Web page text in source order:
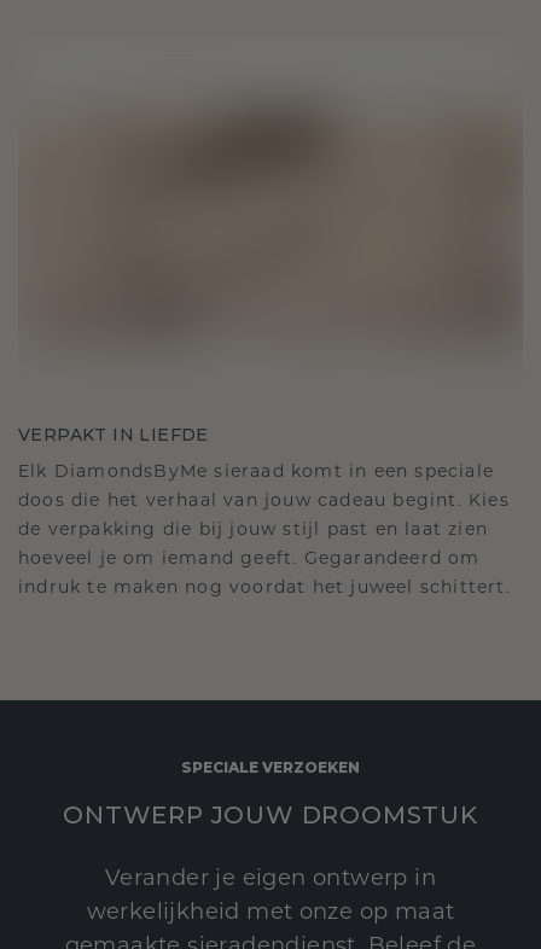
VERPAKT IN LIEFDE
Elk DiamondsByMe sieraad komt in een speciale
doos die het verhaal van jouw cadeau begint. Kies
de verpakking die bij jouw stijl past en laat zien
hoeveel je om iemand geeft. Gegarandeerd om
indruk te maken nog voordat het juweel schittert.
SPECIALE VERZOEKEN
ONTWERP JOUW DROOMSTUK
Verander je eigen ontwerp in
werkelijkheid met onze op maat